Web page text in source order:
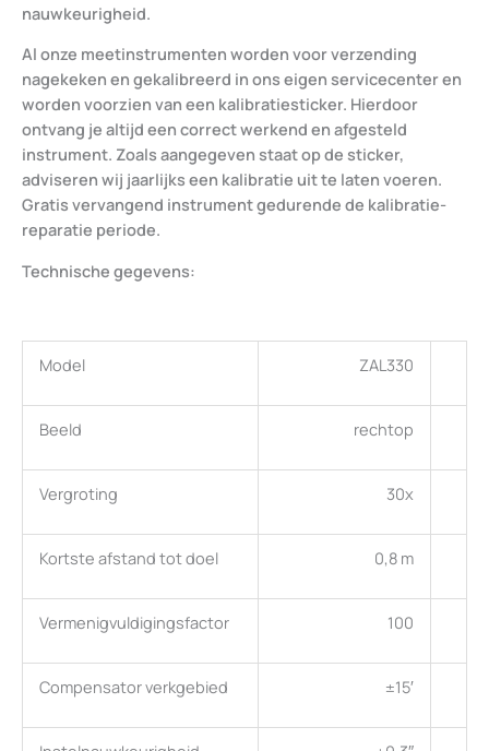
nauwkeurigheid.
Al onze meetinstrumenten worden voor verzending
nagekeken en gekalibreerd in ons eigen servicecenter en
worden voorzien van een kalibratiesticker. Hierdoor
ontvang je altijd een correct werkend en afgesteld
instrument. Zoals aangegeven staat op de sticker,
adviseren wij jaarlijks een kalibratie uit te laten voeren.
Gratis vervangend instrument gedurende de kalibratie-
reparatie periode.
Technische gegevens:
Model ZAL330
Beeld rechtop
Vergroting 30x
Kortste afstand tot doel 0,8 m
Vermenigvuldigingsfactor 100
Compensator verkgebied ±15′